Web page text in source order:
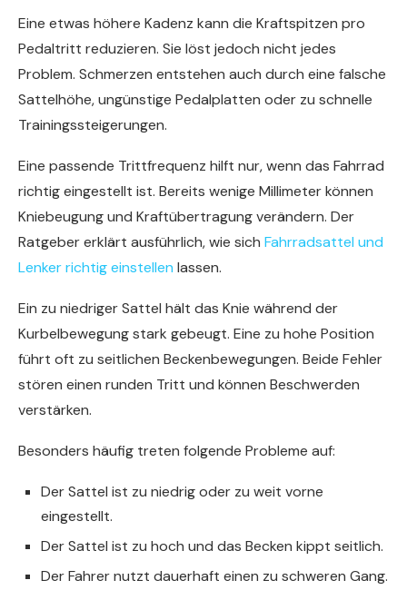
Eine etwas höhere Kadenz kann die Kraftspitzen pro
Pedaltritt reduzieren. Sie löst jedoch nicht jedes
Problem. Schmerzen entstehen auch durch eine falsche
Sattelhöhe, ungünstige Pedalplatten oder zu schnelle
Trainingssteigerungen.
Eine passende Trittfrequenz hilft nur, wenn das Fahrrad
richtig eingestellt ist. Bereits wenige Millimeter können
Kniebeugung und Kraftübertragung verändern. Der
Ratgeber erklärt ausführlich, wie sich Fahrradsattel und
Lenker richtig einstellen lassen.
Ein zu niedriger Sattel hält das Knie während der
Kurbelbewegung stark gebeugt. Eine zu hohe Position
führt oft zu seitlichen Beckenbewegungen. Beide Fehler
stören einen runden Tritt und können Beschwerden
verstärken.
Besonders häufig treten folgende Probleme auf:
Der Sattel ist zu niedrig oder zu weit vorne
eingestellt.
Der Sattel ist zu hoch und das Becken kippt seitlich.
Der Fahrer nutzt dauerhaft einen zu schweren Gang.